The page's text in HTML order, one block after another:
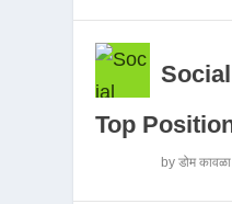
Top
byडोम कावळा